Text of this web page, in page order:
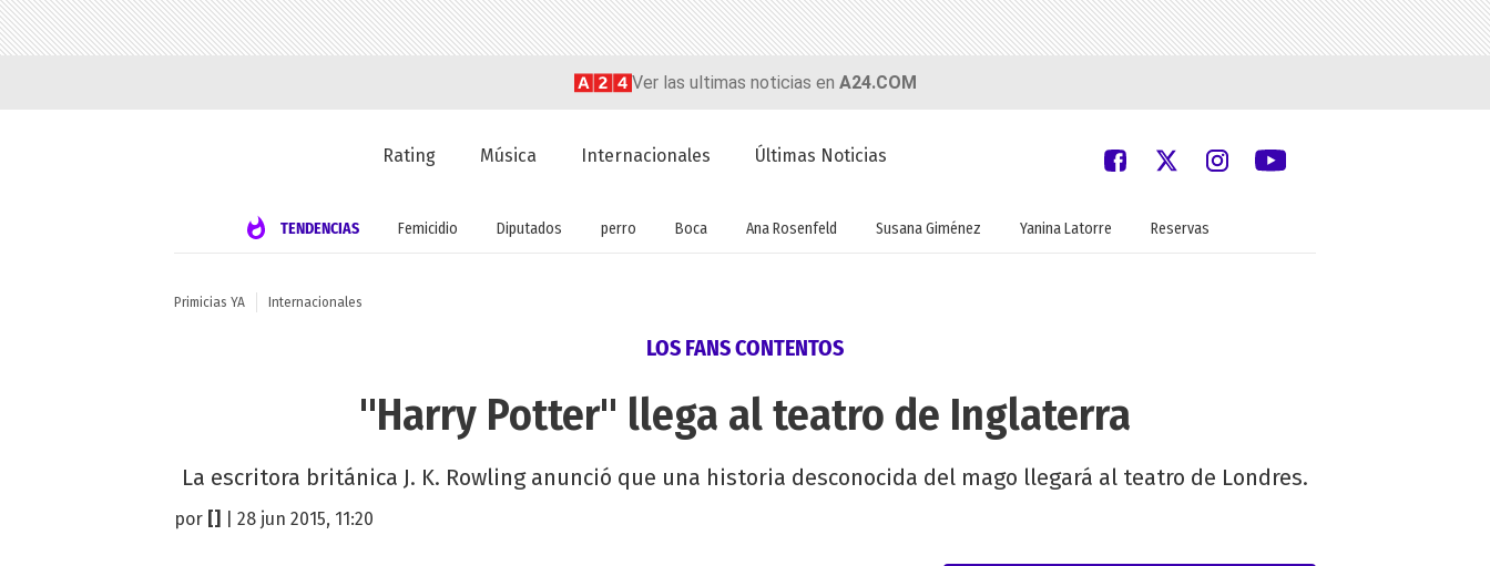
Ver las ultimas noticias en A24.COM
Rating Música Internacionales Últimas Noticias
TENDENCIAS Femicidio Diputados perro Boca Ana Rosenfeld Susana Giménez Yanina Latorre Reservas
Primicias YA Internacionales
LOS FANS CONTENTOS
"Harry Potter" llega al teatro de Inglaterra
La escritora británica J. K. Rowling anunció que una historia desconocida del mago llegará al teatro de Londres.
por | 28 jun 2015, 11:20